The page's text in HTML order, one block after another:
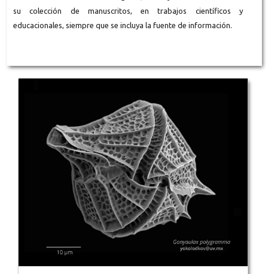
su colección de manuscritos, en trabajos científicos y
educacionales, siempre que se incluya la fuente de información.